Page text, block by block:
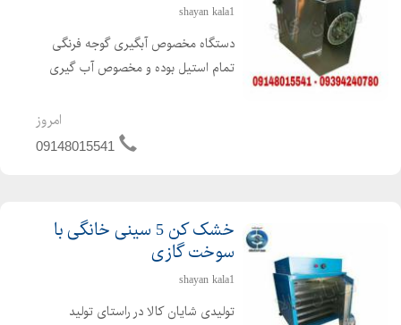
shayan kala1
دستگاه مخصوص آبگیری گوجه فرنگی
تمام استیل بوده و مخصوص آب گیری
توانایی جدا سازی تفاله و تخم گوجه از
آب گوجه که در صورت نیاز کشاورزان
امروز
09148015541
خشک کن 5 سینی خانگی با
سوخت گازی
shayan kala1
تولیدی شایان کالا در راستای تولید